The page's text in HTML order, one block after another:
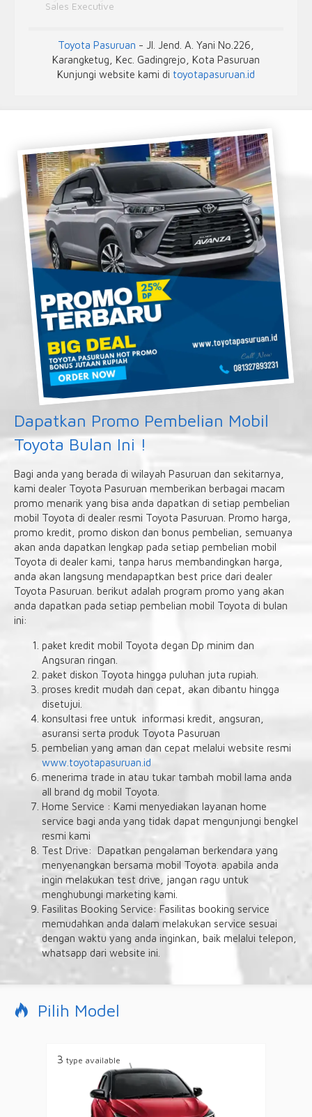
Sales Executive
Toyota Pasuruan - Jl. Jend. A. Yani No.226,
Karangketug, Kec. Gadingrejo, Kota Pasuruan
Kunjungi website kami di toyotapasuruan.id
Dapatkan Promo Pembelian Mobil
Toyota Bulan Ini !
Bagi anda yang berada di wilayah Pasuruan dan sekitarnya,
kami dealer Toyota Pasuruan memberikan berbagai macam
promo menarik yang bisa anda dapatkan di setiap pembelian
mobil Toyota di dealer resmi Toyota Pasuruan. Promo harga,
promo kredit, promo diskon dan bonus pembelian, semuanya
akan anda dapatkan lengkap pada setiap pembelian mobil
Toyota di dealer kami, tanpa harus membandingkan harga,
anda akan langsung mendapaptkan best price dari dealer
Toyota Pasuruan. berikut adalah program promo yang akan
anda dapatkan pada setiap pembelian mobil Toyota di bulan
ini:
paket kredit mobil Toyota degan Dp minim dan
Angsuran ringan.
paket diskon Toyota hingga puluhan juta rupiah.
proses kredit mudah dan cepat, akan dibantu hingga
disetujui.
konsultasi free untuk informasi kredit, angsuran,
asuransi serta produk Toyota Pasuruan
pembelian yang aman dan cepat melalui website resmi
www.toyotapasuruan.id
menerima trade in atau tukar tambah mobil lama anda
all brand dg mobil Toyota.
Home Service : Kami menyediakan layanan home
service bagi anda yang tidak dapat mengunjungi bengkel
resmi kami
Test Drive: Dapatkan pengalaman berkendara yang
menyenangkan bersama mobil Toyota. apabila anda
ingin melakukan test drive, jangan ragu untuk
menghubungi marketing kami.
Fasilitas Booking Service: Fasilitas booking service
memudahkan anda dalam melakukan service sesuai
dengan waktu yang anda inginkan, baik melalui telepon,
whatsapp dari website ini.
Pilih Model
3 type available